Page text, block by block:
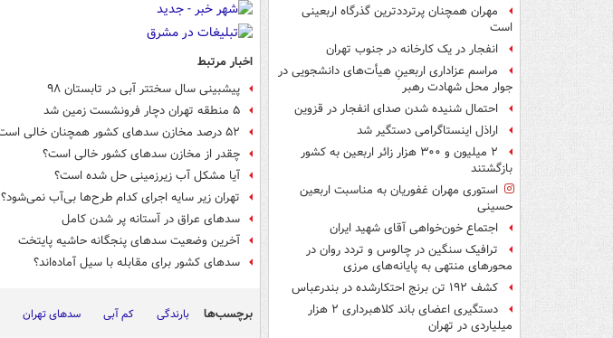
مهران همچنان پرترددترین گذرگاه اربعینی
است
انفجار در یک کارخانه در جنوب تهران
مراسم عزاداری اربعینِ هیأت‌های دانشجویی در
جوار محل شهادت رهبر
احتمال شنیده شدن صدای انفجار در قزوین
اراذل اینستاگرامی دستگیر شد
۲ میلیون و ۳۰۰ هزار زائر اربعین به کشور
بازگشتند
استوری مهران غفوریان به مناسبت اربعین
حسینی
اجتماع خون‌خواهی آقای شهید ایران
ترافیک سنگین در چالوس و تردد روان در
محورهای منتهی به پایانه‌های مرزی
کشف ۱۹۲ تن برنج احتکارشده در بندرعباس
دستگیری اعضای باند کلاهبرداری ۲ هزار
میلیاردی در تهران
اخبار مرتبط
پیش‎بینی سال سخت‎تر آبی در تابستان ۹۸
۵ منطقه تهران دچار فرونشست زمین شد
۵۲ درصد مخازن سدهای کشور همچنان خالی است
چقدر از مخازن سدهای کشور خالی است؟
آیا مشکل آب زیرزمینی حل شده است؟
تهران زیر سایه اجرای کدام طرح‌ها بی‌آب نمی‌شود؟
سدهای عراق در آستانه پر شدن کامل
آخرین وضعیت سدهای پنجگانه حاشیه پایتخت
سدهای کشور برای مقابله با سیل آماده‌اند؟
برچسب‌ها بارندگی کم آبی سدهای تهران